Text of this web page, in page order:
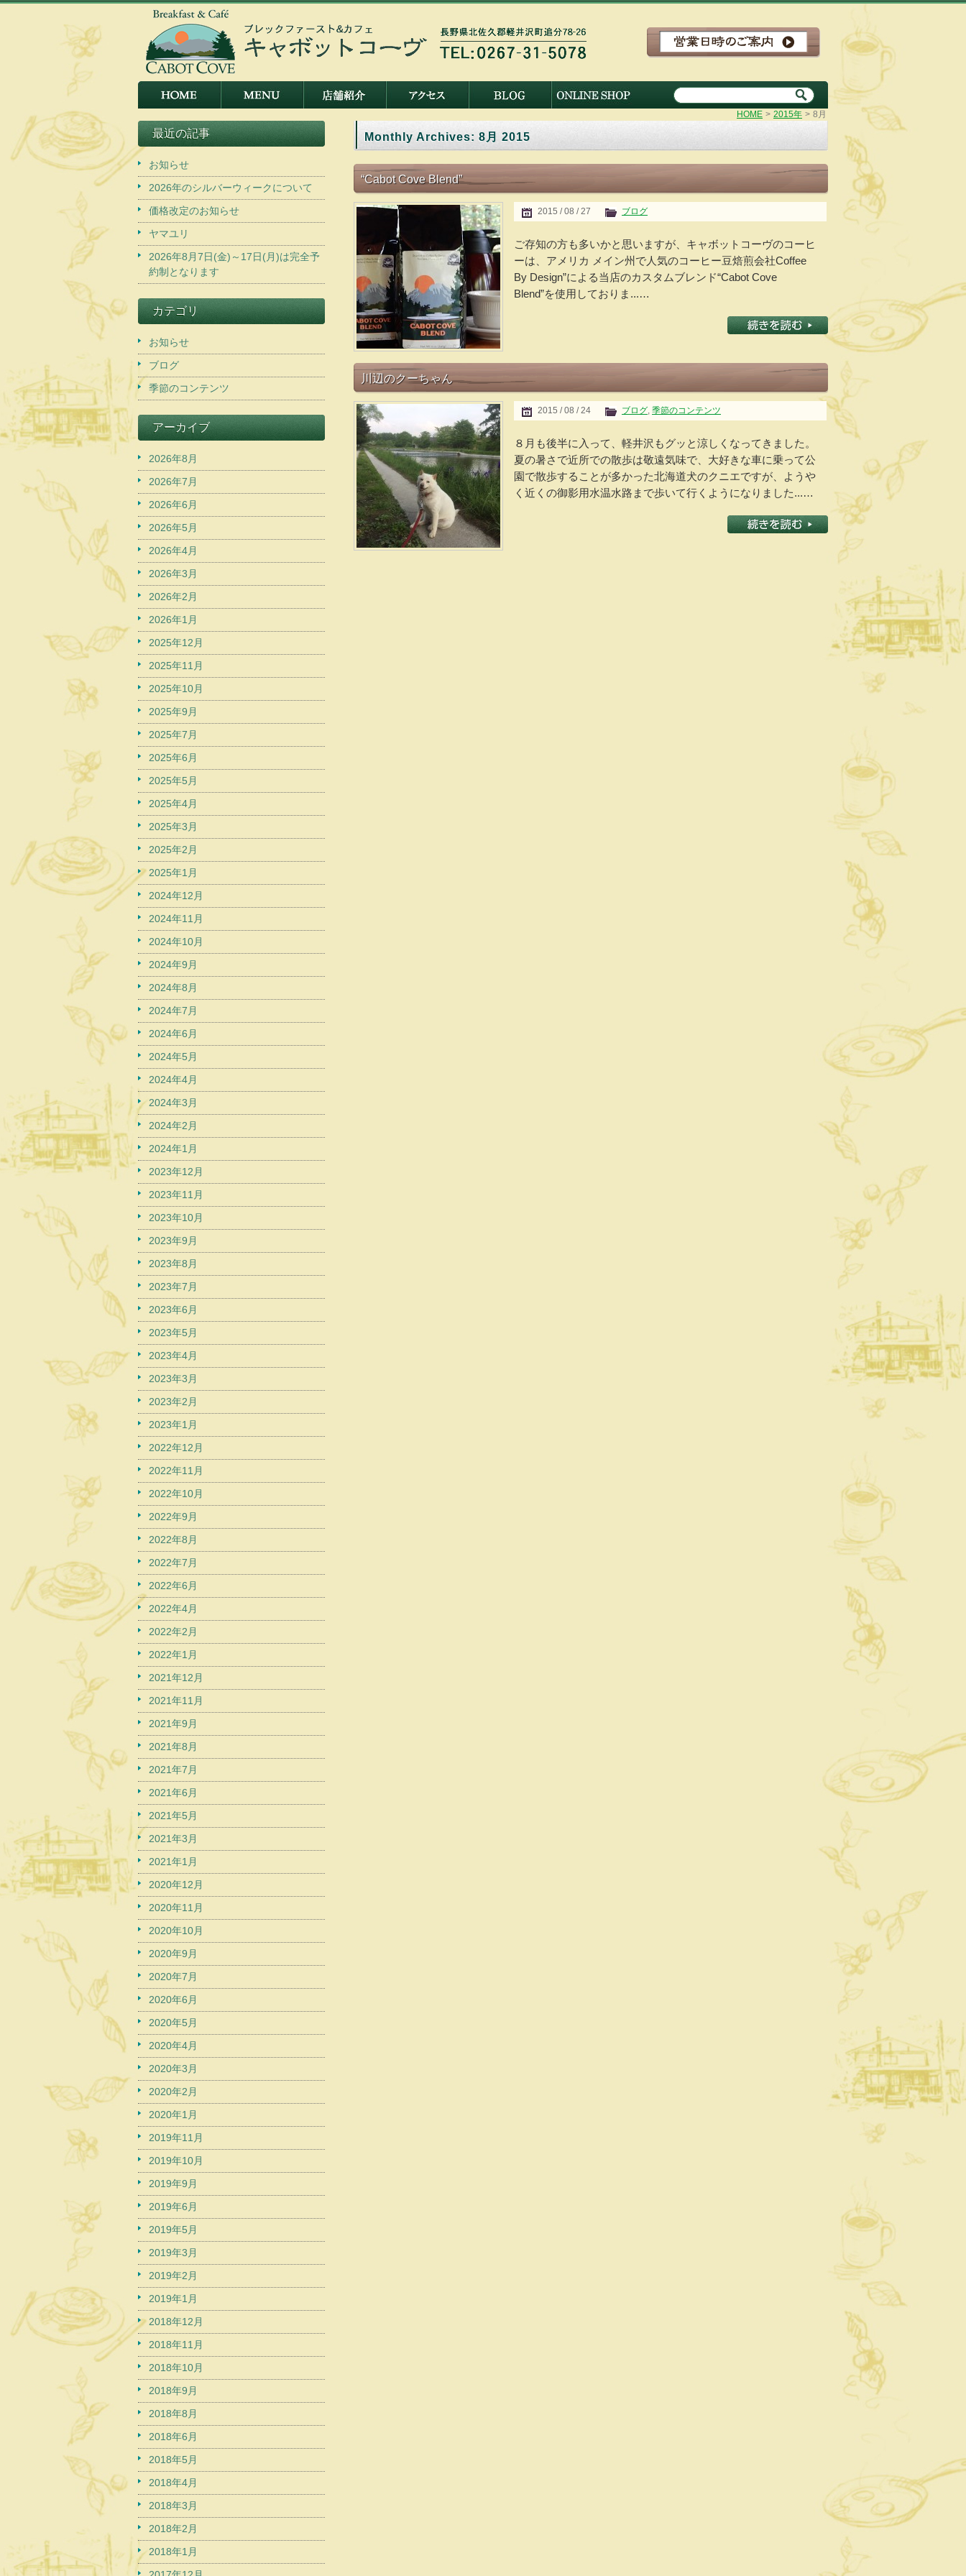
HOME > 2015年 > 8月
Monthly Archives: 8月 2015
“Cabot Cove Blend”
2015 / 08 / 27 ブログ
ご存知の方も多いかと思いますが、キャボットコーヴのコーヒ
ーは、アメリカ メイン州で人気のコーヒー豆焙煎会社Coffee
By Design”による当店のカスタムブレンド“Cabot Cove
Blend”を使用しておりま...…
川辺のクーちゃん
2015 / 08 / 24 ブログ, 季節のコンテンツ
８月も後半に入って、軽井沢もグッと涼しくなってきました。
夏の暑さで近所での散歩は敬遠気味で、大好きな車に乗って公
園で散歩することが多かった北海道犬のクニエですが、ようや
く近くの御影用水温水路まで歩いて行くようになりました...…
最近の記事
お知らせ
2026年のシルバーウィークについて
価格改定のお知らせ
ヤマユリ
2026年8月7日(金)～17日(月)は完全予
約制となります
カテゴリ
お知らせ
ブログ
季節のコンテンツ
アーカイブ
2026年8月
2026年7月
2026年6月
2026年5月
2026年4月
2026年3月
2026年2月
2026年1月
2025年12月
2025年11月
2025年10月
2025年9月
2025年7月
2025年6月
2025年5月
2025年4月
2025年3月
2025年2月
2025年1月
2024年12月
2024年11月
2024年10月
2024年9月
2024年8月
2024年7月
2024年6月
2024年5月
2024年4月
2024年3月
2024年2月
2024年1月
2023年12月
2023年11月
2023年10月
2023年9月
2023年8月
2023年7月
2023年6月
2023年5月
2023年4月
2023年3月
2023年2月
2023年1月
2022年12月
2022年11月
2022年10月
2022年9月
2022年8月
2022年7月
2022年6月
2022年4月
2022年2月
2022年1月
2021年12月
2021年11月
2021年9月
2021年8月
2021年7月
2021年6月
2021年5月
2021年3月
2021年1月
2020年12月
2020年11月
2020年10月
2020年9月
2020年7月
2020年6月
2020年5月
2020年4月
2020年3月
2020年2月
2020年1月
2019年11月
2019年10月
2019年9月
2019年6月
2019年5月
2019年3月
2019年2月
2019年1月
2018年12月
2018年11月
2018年10月
2018年9月
2018年8月
2018年6月
2018年5月
2018年4月
2018年3月
2018年2月
2018年1月